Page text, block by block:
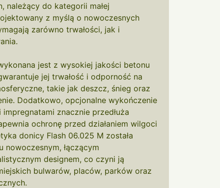
należący do kategorii małej
z myślą o nowoczesnych
zarówno trwałości, jak i
jest z wysokiej jakości betonu
jej trwałość i odporność na
takie jak deszcz, śnieg oraz
Dodatkowo, opcjonalne wykończenie
znacznie przedłuża
ochronę przed działaniem wilgoci
donicy Flash 06.025 M została
nowoczesnym, łączącym
designem, co czyni ją
bulwarów, placów, parków oraz